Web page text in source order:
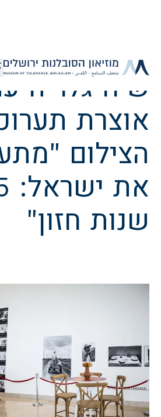
שיח גלריה
אוצרת
הצילום
שנות חזון"